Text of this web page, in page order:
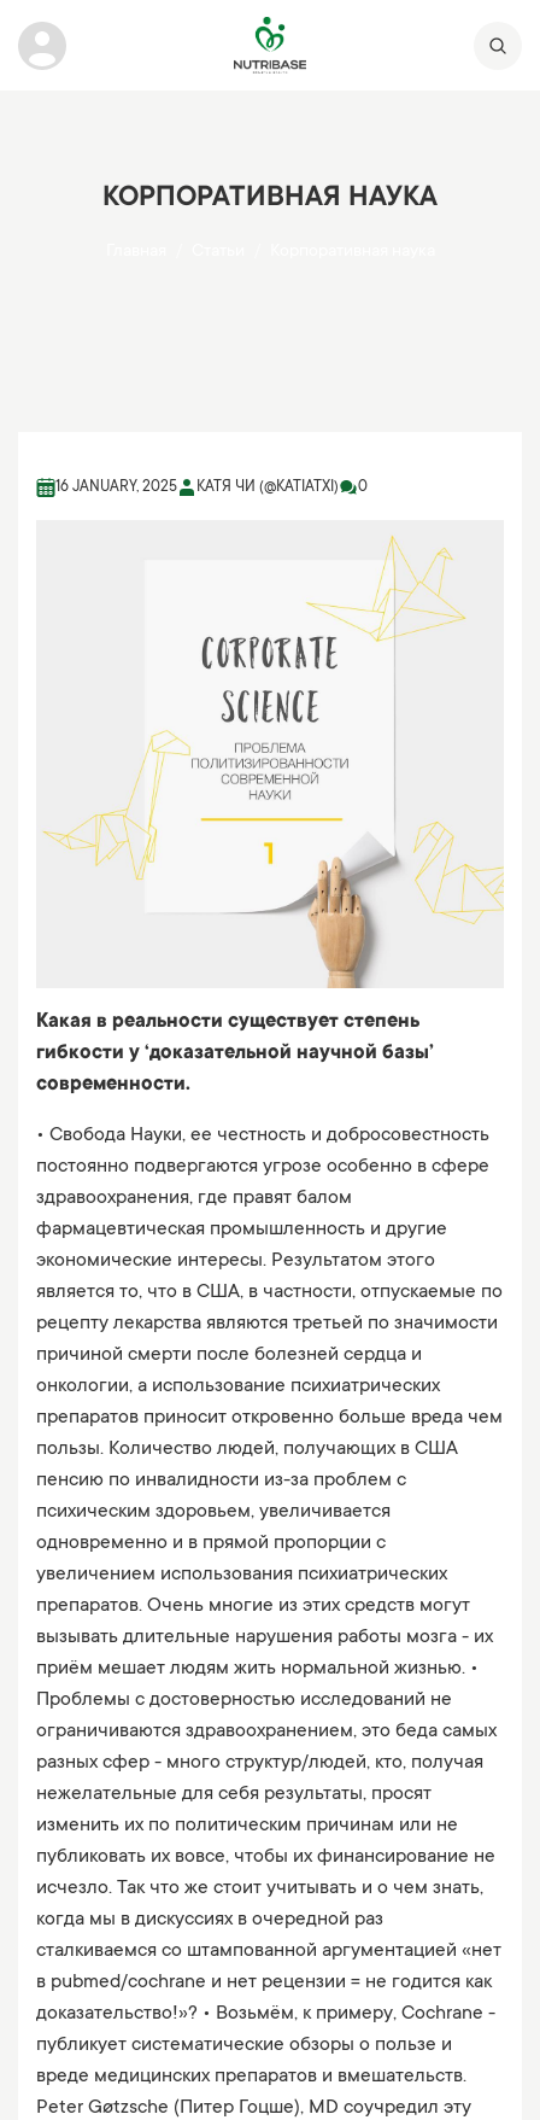
КОРПОРАТИВНАЯ НАУКА
16 JANUARY, 2025 КАТЯ ЧИ (@KATIATXI) 0
Какая в реальности существует степень
гибкости у ‘доказательной научной базы’
современности.
• Свобода Науки, ее честность и добросовестность
постоянно подвергаются угрозе особенно в сфере
здравоохранения, где правят балом
фармацевтическая промышленность и другие
экономические интересы. Результатом этого
является то, что в США, в частности, отпускаемые по
рецепту лекарства являются третьей по значимости
причиной смерти после болезней сердца и
онкологии, а использование психиатрических
препаратов приносит откровенно больше вреда чем
пользы. Количество людей, получающих в США
пенсию по инвалидности из-за проблем с
психическим здоровьем, увеличивается
одновременно и в прямой пропорции с
увеличением использования психиатрических
препаратов. Очень многие из этих средств могут
вызывать длительные нарушения работы мозга - их
приём мешает людям жить нормальной жизнью. •
Проблемы с достоверностью исследований не
ограничиваются здравоохранением, это беда самых
разных сфер - много структур/людей, кто, получая
нежелательные для себя результаты, просят
изменить их по политическим причинам или не
публиковать их вовсе, чтобы их финансирование не
исчезло. Так что же стоит учитывать и о чем знать,
когда мы в дискуссиях в очередной раз
сталкиваемся со штампованной аргументацией «нет
в pubmed/cochrane и нет рецензии = не годится как
доказательство!»? • Возьмём, к примеру, Cochrane -
публикует систематические обзоры о пользе и
вреде медицинских препаратов и вмешательств.
Peter Gøtzsche (Питер Гоцше), MD соучредил эту